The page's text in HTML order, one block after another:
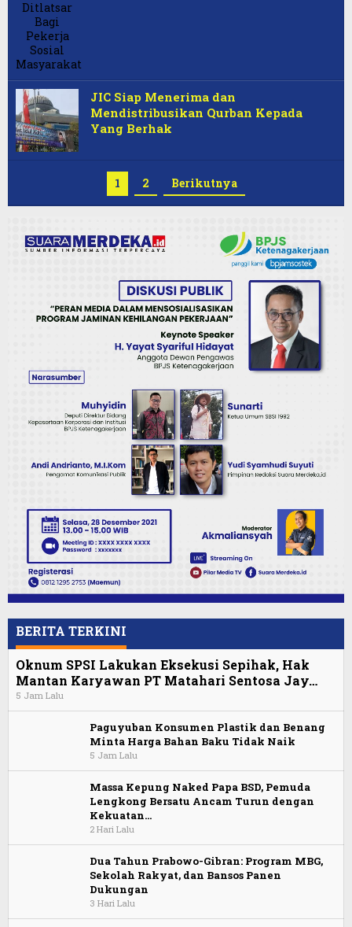
JIC Siap Menerima dan
Mendistribusikan Qurban Kepada
Yang Berhak
1 2 Berikutnya
BERITA TERKINI
Oknum SPSI Lakukan Eksekusi Sepihak, Hak
Mantan Karyawan PT Matahari Sentosa Jay…
5 Jam Lalu
Paguyuban Konsumen Plastik dan Benang
Minta Harga Bahan Baku Tidak Naik
5 Jam Lalu
Massa Kepung Naked Papa BSD, Pemuda
Lengkong Bersatu Ancam Turun dengan
Kekuatan…
2 Hari Lalu
Dua Tahun Prabowo-Gibran: Program MBG,
Sekolah Rakyat, dan Bansos Panen
Dukungan
3 Hari Lalu